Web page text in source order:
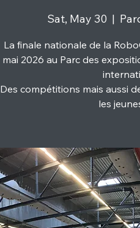
Sat, May 30
  |
La finale nationale de la
mai 2026 au Parc des
Des compétitions mais aussi
les